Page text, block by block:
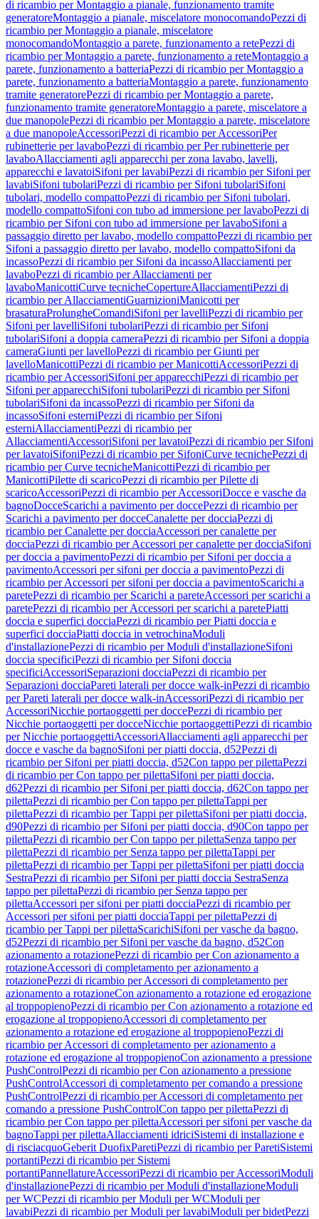
di ricambio per Montaggio a pianale, funzionamento tramite
generatoreMontaggio a pianale, miscelatore monocomandoPezzi di
ricambio per Montaggio a pianale, miscelatore
monocomandoMontaggio a parete, funzionamento a retePezzi di
ricambio per Montaggio a parete, funzionamento a reteMontaggio a
parete, funzionamento a batteriaPezzi di ricambio per Montaggio a
parete, funzionamento a batteriaMontaggio a parete, funzionamento
tramite generatorePezzi di ricambio per Montaggio a parete,
funzionamento tramite generatoreMontaggio a parete, miscelatore a
due manopolePezzi di ricambio per Montaggio a parete, miscelatore
a due manopoleAccessoriPezzi di ricambio per AccessoriPer
rubinetterie per lavaboPezzi di ricambio per Per rubinetterie per
lavaboAllacciamenti agli apparecchi per zona lavabo, lavelli,
apparecchi e lavatoiSifoni per lavabiPezzi di ricambio per Sifoni per
lavabiSifoni tubolariPezzi di ricambio per Sifoni tubolariSifoni
tubolari, modello compattoPezzi di ricambio per Sifoni tubolari,
modello compattoSifoni con tubo ad immersione per lavaboPezzi di
ricambio per Sifoni con tubo ad immersione per lavaboSifoni a
passaggio diretto per lavabo, modello compattoPezzi di ricambio per
Sifoni a passaggio diretto per lavabo, modello compattoSifoni da
incassoPezzi di ricambio per Sifoni da incassoAllacciamenti per
lavaboPezzi di ricambio per Allacciamenti per
lavaboManicottiCurve tecnicheCopertureAllacciamentiPezzi di
ricambio per AllacciamentiGuarnizioniManicotti per
brasaturaProlungheComandiSifoni per lavelliPezzi di ricambio per
Sifoni per lavelliSifoni tubolariPezzi di ricambio per Sifoni
tubolariSifoni a doppia cameraPezzi di ricambio per Sifoni a doppia
cameraGiunti per lavelloPezzi di ricambio per Giunti per
lavelloManicottiPezzi di ricambio per ManicottiAccessoriPezzi di
ricambio per AccessoriSifoni per apparecchiPezzi di ricambio per
Sifoni per apparecchiSifoni tubolariPezzi di ricambio per Sifoni
tubolariSifoni da incassoPezzi di ricambio per Sifoni da
incassoSifoni esterniPezzi di ricambio per Sifoni
esterniAllacciamentiPezzi di ricambio per
AllacciamentiAccessoriSifoni per lavatoiPezzi di ricambio per Sifoni
per lavatoiSifoniPezzi di ricambio per SifoniCurve tecnichePezzi di
ricambio per Curve tecnicheManicottiPezzi di ricambio per
ManicottiPilette di scaricoPezzi di ricambio per Pilette di
scaricoAccessoriPezzi di ricambio per AccessoriDocce e vasche da
bagnoDocceScarichi a pavimento per doccePezzi di ricambio per
Scarichi a pavimento per docceCanalette per docciaPezzi di
ricambio per Canalette per docciaAccessori per canalette per
docciaPezzi di ricambio per Accessori per canalette per docciaSifoni
per doccia a pavimentoPezzi di ricambio per Sifoni per doccia a
pavimentoAccessori per sifoni per doccia a pavimentoPezzi di
ricambio per Accessori per sifoni per doccia a pavimentoScarichi a
paretePezzi di ricambio per Scarichi a pareteAccessori per scarichi a
paretePezzi di ricambio per Accessori per scarichi a paretePiatti
doccia e superfici docciaPezzi di ricambio per Piatti doccia e
superfici docciaPiatti doccia in vetrochinaModuli
d'installazionePezzi di ricambio per Moduli d'installazioneSifoni
doccia specificiPezzi di ricambio per Sifoni doccia
specificiAccessoriSeparazioni docciaPezzi di ricambio per
Separazioni docciaPareti laterali per docce walk-inPezzi di ricambio
per Pareti laterali per docce walk-inAccessoriPezzi di ricambio per
AccessoriNicchie portaoggetti per doccePezzi di ricambio per
Nicchie portaoggetti per docceNicchie portaoggettiPezzi di ricambio
per Nicchie portaoggettiAccessoriAllacciamenti agli apparecchi per
docce e vasche da bagnoSifoni per piatti doccia, d52Pezzi di
ricambio per Sifoni per piatti doccia, d52Con tappo per pilettaPezzi
di ricambio per Con tappo per pilettaSifoni per piatti doccia,
d62Pezzi di ricambio per Sifoni per piatti doccia, d62Con tappo per
pilettaPezzi di ricambio per Con tappo per pilettaTappi per
pilettaPezzi di ricambio per Tappi per pilettaSifoni per piatti doccia,
d90Pezzi di ricambio per Sifoni per piatti doccia, d90Con tappo per
pilettaPezzi di ricambio per Con tappo per pilettaSenza tappo per
pilettaPezzi di ricambio per Senza tappo per pilettaTappi per
pilettaPezzi di ricambio per Tappi per pilettaSifoni per piatti doccia
SestraPezzi di ricambio per Sifoni per piatti doccia SestraSenza
tappo per pilettaPezzi di ricambio per Senza tappo per
pilettaAccessori per sifoni per piatti docciaPezzi di ricambio per
Accessori per sifoni per piatti docciaTappi per pilettaPezzi di
ricambio per Tappi per pilettaScarichiSifoni per vasche da bagno,
d52Pezzi di ricambio per Sifoni per vasche da bagno, d52Con
azionamento a rotazionePezzi di ricambio per Con azionamento a
rotazioneAccessori di completamento per azionamento a
rotazionePezzi di ricambio per Accessori di completamento per
azionamento a rotazioneCon azionamento a rotazione ed erogazione
al troppopienoPezzi di ricambio per Con azionamento a rotazione ed
erogazione al troppopienoAccessori di completamento per
azionamento a rotazione ed erogazione al troppopienoPezzi di
ricambio per Accessori di completamento per azionamento a
rotazione ed erogazione al troppopienoCon azionamento a pressione
PushControlPezzi di ricambio per Con azionamento a pressione
PushControlAccessori di completamento per comando a pressione
PushControlPezzi di ricambio per Accessori di completamento per
comando a pressione PushControlCon tappo per pilettaPezzi di
ricambio per Con tappo per pilettaAccessori per sifoni per vasche da
bagnoTappi per pilettaAllacciamenti idriciSistemi di installazione e
di risciacquoGeberit DuofixParetiPezzi di ricambio per ParetiSistemi
portantiPezzi di ricambio per Sistemi
portantiPannellatureAccessoriPezzi di ricambio per AccessoriModuli
d'installazionePezzi di ricambio per Moduli d'installazioneModuli
per WCPezzi di ricambio per Moduli per WCModuli per
lavabiPezzi di ricambio per Moduli per lavabiModuli per bidetPezzi